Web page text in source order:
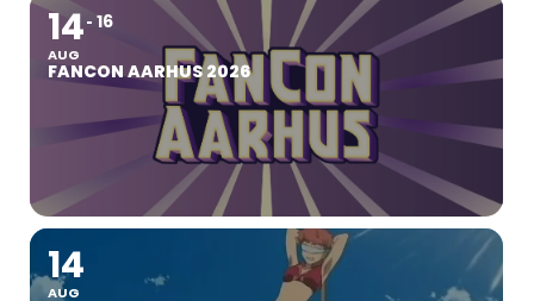
14
AUG
16
FANCON AARHUS 2026
14
AUG